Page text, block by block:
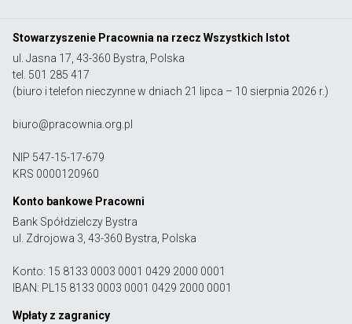
Stowarzyszenie Pracownia na rzecz Wszystkich Istot
ul. Jasna 17, 43-360 Bystra, Polska
tel. 501 285 417
(biuro i telefon nieczynne w dniach 21 lipca – 10 sierpnia 2026 r.)
biuro@pracownia.org.pl
NIP 547-15-17-679
KRS 0000120960
Konto bankowe Pracowni
Bank Spółdzielczy Bystra
ul. Zdrojowa 3, 43-360 Bystra, Polska
Konto: 15 8133 0003 0001 0429 2000 0001
IBAN: PL15 8133 0003 0001 0429 2000 0001
Wpłaty z zagranicy